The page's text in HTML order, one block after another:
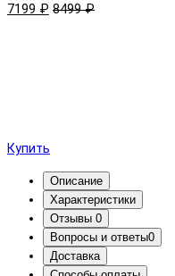
7199 ₽ 8499 ₽
Купить
Описание
Характеристики
Отзывы 0
Вопросы и ответы0
Доставка